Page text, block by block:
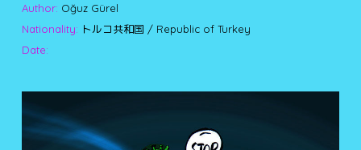
Author: Oğuz Gürel
Nationality: トルコ共和国 / Republic of Turkey
Date: